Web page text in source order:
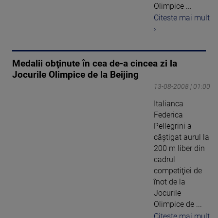
Olimpice ...
Citeste mai mult
›
Medalii obţinute în cea de-a cincea zi la
Jocurile Olimpice de la Beijing
13-08-2008 | 01:00
Italianca
Federica
Pellegrini a
câştigat aurul la
200 m liber din
cadrul
competiţiei de
înot de la
Jocurile
Olimpice de ...